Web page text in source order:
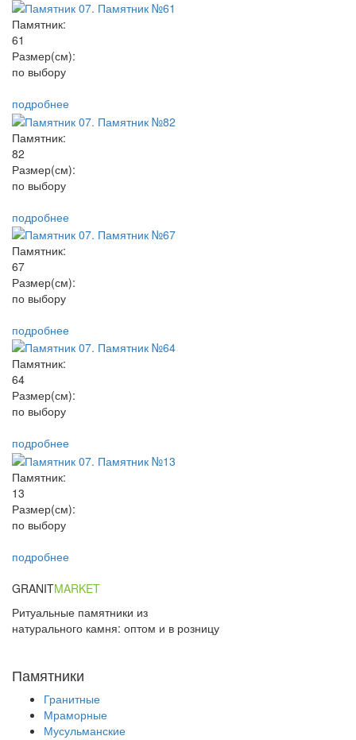
Памятник:
61
Размер(см):
по выбору
подробнее
Памятник:
82
Размер(см):
по выбору
подробнее
Памятник:
67
Размер(см):
по выбору
подробнее
Памятник:
64
Размер(см):
по выбору
подробнее
Памятник:
13
Размер(см):
по выбору
подробнее
GRANITMARKET
Ритуальные памятники из
натурального камня: оптом и в розницу
Памятники
Гранитные
Мраморные
Мусульманские